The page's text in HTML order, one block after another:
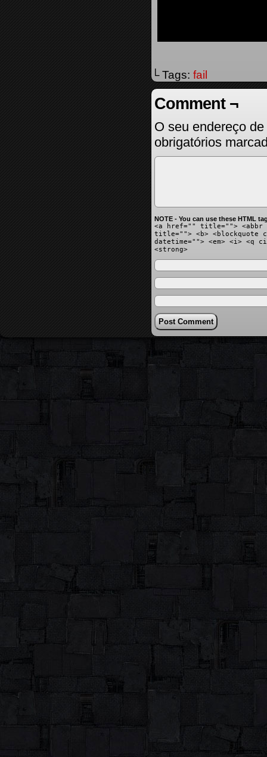
└ Tags: fail
Comment ¬
O seu endereço
obrigatórios
NOTE - You can use these HTML
<a href="" title=""> <abbr
title=""> <b> <blockquote
datetime=""> <em> <i> <q
<strong>